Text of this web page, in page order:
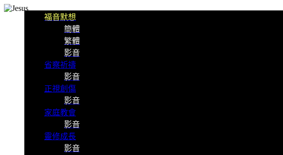
福音默想
簡體
繁體
影音
省察祈禱
影音
正視創傷
影音
家庭教會
影音
靈修成長
影音